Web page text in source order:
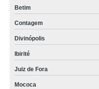
Betim
Contagem
Divinópolis
Ibirité
Juiz de Fora
Mococa